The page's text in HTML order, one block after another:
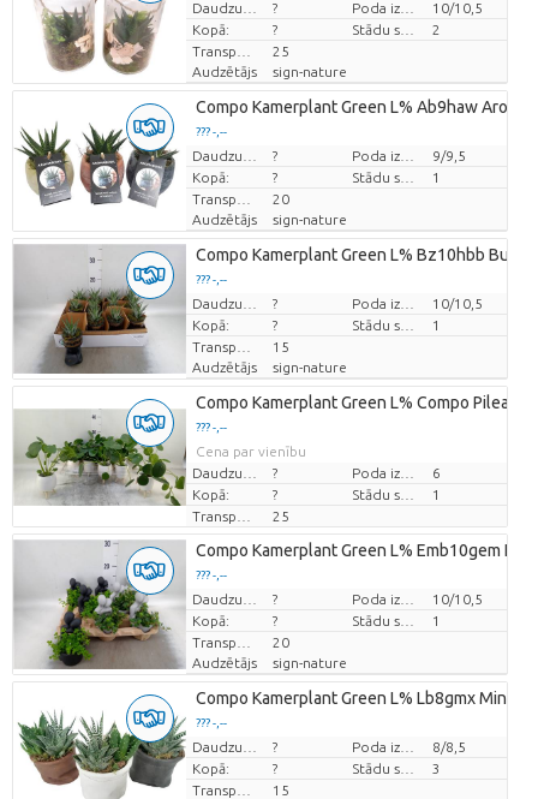
Cena par vienību
?
10/10,5
Kopā:
?
2
25
Audzētājs
sign-nature
Compo Kamerplant Green L% Ab9haw Aroma
??? -,--
Cena par vienību
?
9/9,5
Kopā:
?
1
20
Audzētājs
sign-nature
Compo Kamerplant Green L% Bz10hbb
??? -,--
Cena par vienību
?
10/10,5
Kopā:
?
1
15
Audzētājs
sign-nature
Compo Kamerplant Green L% Compo Pilea
??? -,--
Cena par vienību
?
6
Kopā:
?
1
25
Compo Kamerplant Green L% Emb10gem
??? -,--
Cena par vienību
?
10/10,5
Kopā:
?
1
20
Audzētājs
sign-nature
Compo Kamerplant Green L% Lb8gmx
??? -,--
Cena par vienību
?
8/8,5
Kopā:
?
3
15